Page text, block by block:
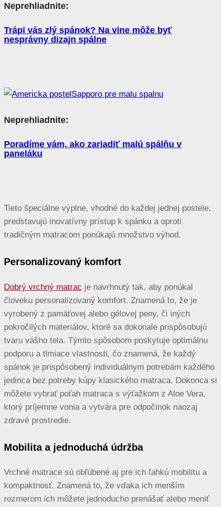
Neprehliadnite:
Trápi vás zlý spánok? Na vine môže byť
nesprávny dizajn spálne
Neprehliadnite:
Poradíme vám, ako zariadiť malú spálňu v
paneláku
Tieto špeciálne výplne, vhodné do každej jednej postele,
predstavujú inovatívny prístup k spánku a oproti
tradičným matracom ponúkajú množstvo výhod.
Personalizovaný komfort
Dobrý vrchný matrac je navrhnutý tak, aby ponúkal
človeku personalizovaný komfort. Znamená to, že je
vyrobený z pamäťovej alebo gélovej peny, či iných
pokročilých materiálov, ktoré sa dokonale prispôsobujú
tvaru vášho tela. Týmto spôsobom poskytuje optimálnu
podporu a tlmiace vlastnosti, čo znamená, že každý
spánok je prispôsobený individuálnym potrebám každého
jedinca bez potreby kúpy klasického matraca. Dokonca si
môžete vybrať poťah matraca s výťažkom z Aloe Vera,
ktorý príjemne vonia a vytvára pre odpočinok naozaj
zdravé prostredie.
Mobilita a jednoduchá údržba
Vrchné matrace sú obľúbené aj pre ich ľahkú mobilitu a
kompaktnosť. Znamená to, že vďaka ich menším
rozmerom ich môžete jednoducho prenášať alebo meniť